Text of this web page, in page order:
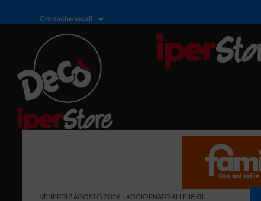
Cronache locali
VENERDÌ 7 AGOSTO 2026 - AGGIORNATO ALLE 18:01